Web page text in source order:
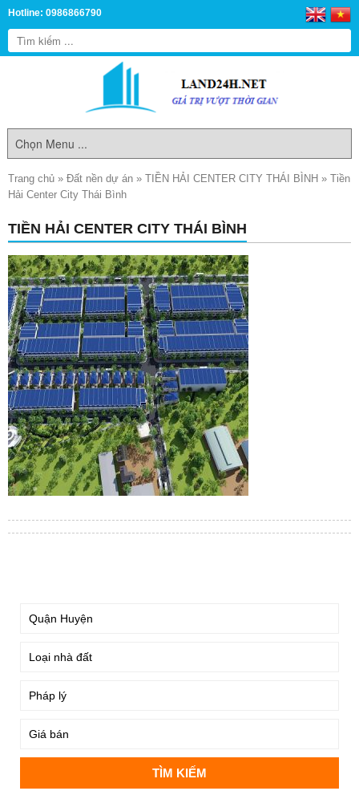
Hotline: 0986866790
Trang chủ » Đất nền dự án » TIỀN HẢI CENTER CITY THÁI BÌNH » Tiền
Hải Center City Thái Bình
TIỀN HẢI CENTER CITY THÁI BÌNH